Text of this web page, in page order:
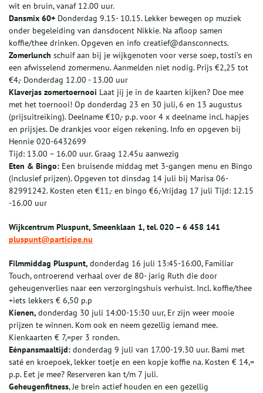
wit en bruin, vanaf 12.00 uur.
Dansmix 60+ Donderdag 9.15- 10.15. Lekker bewegen op muziek
onder begeleiding van dansdocent Nikkie. Na afloop samen
koffie/thee drinken. Opgeven en info creatief@dansconnects.
Zomerlunch schuif aan bij je wijkgenoten voor verse soep, tosti’s en
een afwisselend zomermenu. Aanmelden niet nodig. Prijs €2,25 tot
€4,- Donderdag 12.00 - 13.00 uur
Klaverjas zomertoernooi Laat jij je in de kaarten kijken? Doe mee
met het toernooi! Op donderdag 23 en 30 juli, 6 en 13 augustus
(prijsuitreiking). Deelname €10,- p.p. voor 4 x deelname incl. hapjes
en prijsjes. De drankjes voor eigen rekening. Info en opgeven bij
Hennie 020-6432699
Tijd: 13.00 – 16.00 uur. Graag 12.45u aanwezig
Eten & Bingo: Een bruisende middag met 3-gangen menu en Bingo
(inclusief prijzen). Opgeven tot dinsdag 14 juli bij Marisa 06-
82991242. Kosten eten €11,- en bingo €6,-Vrijdag 17 juli Tijd: 12.15
-16.00 uur
Wijkcentrum Pluspunt, Smeenklaan 1, tel. 020 – 6 458 141
pluspunt@participe.nu
Filmmiddag Pluspunt, donderdag 16 juli 13:45-16:00, Familiar
Touch, ontroerend verhaal over de 80- jarig Ruth die door
geheugenverlies naar een verzorgingshuis verhuist. Incl. koffie/thee
+iets lekkers € 6,50 p.p
Kienen, donderdag 30 juli 14:00-15:30 uur, Er zijn weer mooie
prijzen te winnen. Kom ook en neem gezellig iemand mee.
Kienkaarten € 7,=per 3 ronden.
Eénpansmaaltijd: donderdag 9 juli van 17.00-19.30 uur. Bami met
saté en kroepoek, lekker toetje en een kopje koffie na. Kosten € 14,=
p.p. Eet je mee? Reserveren kan t/m 7 juli.
Geheugenfitness, Je brein actief houden en een gezellig